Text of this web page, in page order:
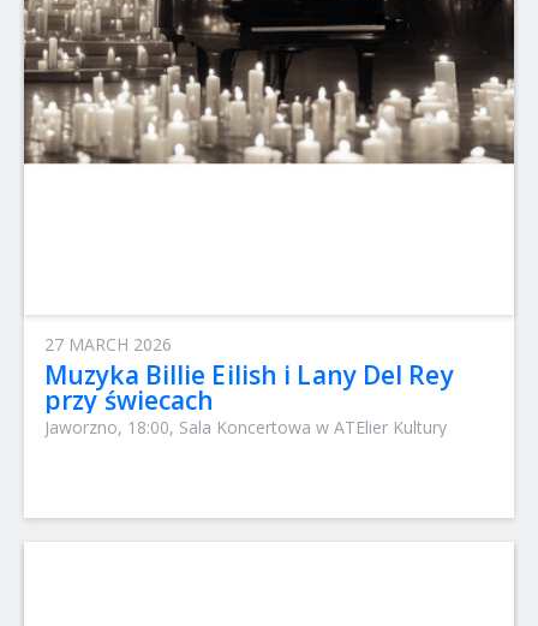
27 MARCH 2026
Muzyka Billie Eilish i Lany Del Rey
przy świecach
Jaworzno, 18:00, Sala Koncertowa w ATElier Kultury